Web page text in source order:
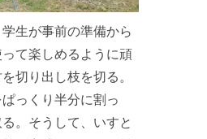
生が事前の準備から
て楽しめるように頑
切り出し枝を切る。
っくり半分に割っ
。そうして、いすと